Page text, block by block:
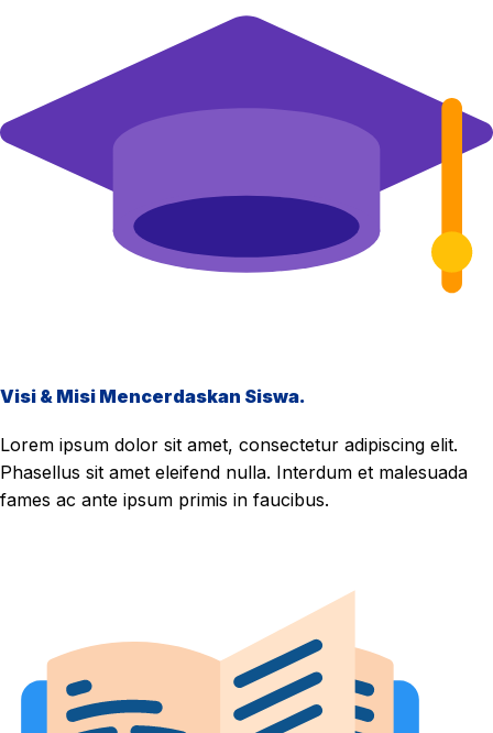
Visi & Misi Mencerdaskan Siswa.
Lorem ipsum dolor sit amet, consectetur adipiscing elit.
Phasellus sit amet eleifend nulla. Interdum et malesuada
fames ac ante ipsum primis in faucibus.